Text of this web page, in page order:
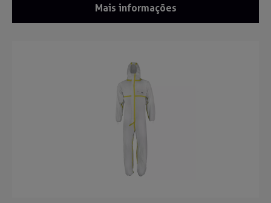
Mais informações